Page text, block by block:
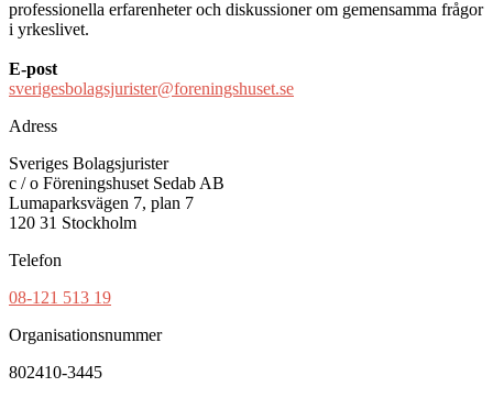
professionella erfarenheter och diskussioner om gemensamma frågor
i yrkeslivet.
E-post
sverigesbolagsjurister@foreningshuset.se
Adress
Sveriges Bolagsjurister
c / o Föreningshuset Sedab AB
Lumaparksvägen 7, plan 7
120 31 Stockholm
Telefon
08-121 513 19
Organisationsnummer
802410-3445